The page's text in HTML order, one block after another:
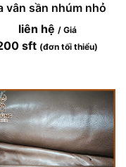
vân sần nhúm nhỏ
liên hệ / Giá
sft (đơn tối thiểu)